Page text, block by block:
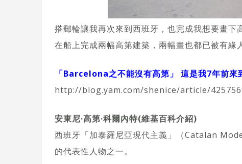
搭郵輪讓我再次來到西班牙，也完成我想要畫下
在船上完成兩幅高第建築，兩幅畫也都已被有緣
「Barcelona之不能沒有高第」 這是我7年前來
http://blog.yam.com/shenice/article/
安東尼·高第·科爾內特(維基百科介紹)
西班牙「加泰羅尼亞現代主義」（Catalan
的代表性人物之一。